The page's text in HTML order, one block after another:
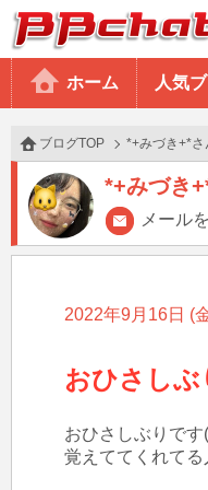
BBchatTV
ホーム 人気
ブログTOP *+みづき+*さ
*+みづき
メール
2022年9月16日 (
おひさしぶ
おひさしぶりです
覚えててくれて